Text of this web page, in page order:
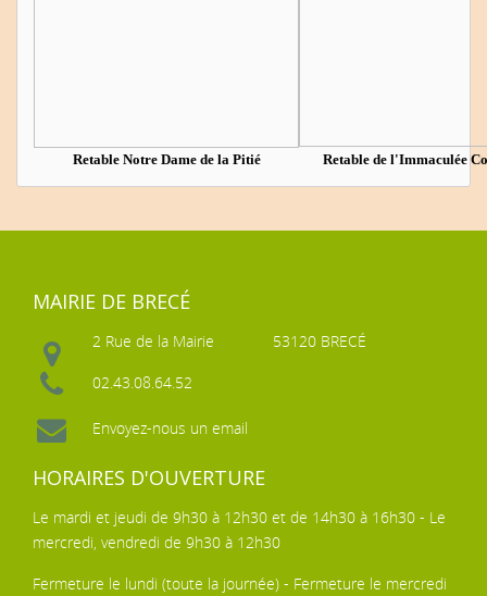
Retable Notre Dame de la Pitié Retable de l'Immaculée
MAIRIE DE BRECÉ
2 Rue de la Mairie
53120 BRECÉ
02.43.08.64.52
Envoyez-nous un email
HORAIRES D'OUVERTURE
Le mardi et jeudi de 9h30 à 12h30 et de 14h30 à 16h30 - Le
mercredi, vendredi de 9h30 à 12h30
Fermeture le lundi (toute la journée) - Fermeture le mercredi